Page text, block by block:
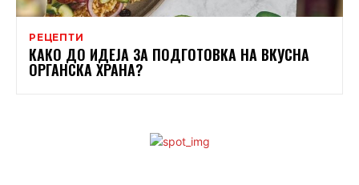
РЕЦЕПТИ
КАКО ДО ИДЕЈА ЗА ПОДГОТОВКА НА ВКУСНА
ОРГАНСКА ХРАНА?